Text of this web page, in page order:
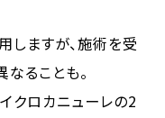
しますが、施術を受
ることも。
クロカニューレの2